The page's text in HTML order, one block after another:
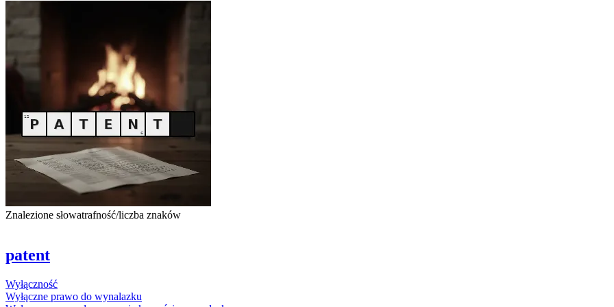
Znalezione słowatrafność/liczba znaków
patent
Wyłączność
Wyłączne prawo do wynalazku